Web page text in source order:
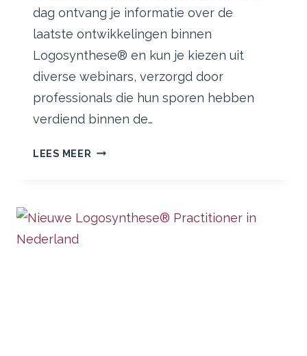
dag ontvang je informatie over de
laatste ontwikkelingen binnen
Logosynthese® en kun je kiezen uit
diverse webinars, verzorgd door
professionals die hun sporen hebben
verdiend binnen de…
LEES MEER 11
2026